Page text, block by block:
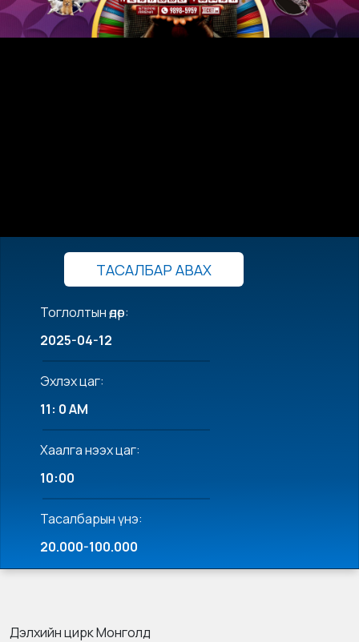
ТАСАЛБАР АВАХ
Тоглолтын өдөр:
2025-04-12
Эхлэх цаг:
11: 0 AM
Хаалга нээх цаг:
10:00
Тасалбарын үнэ:
20.000-100.000
Дэлхийн цирк Монголд